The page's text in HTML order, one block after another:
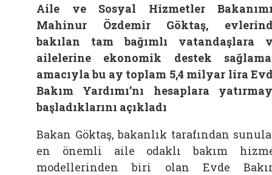
Aile ve Sosyal Hizmetler
Mahinur Özdemir Göktaş,
bakılan tam bağımlı vatandaşlara
ailelerine ekonomik destek
amacıyla bu ay toplam 5,4 milyar lira
Bakım Yardımı’nı hesaplara
başladıklarını açıkladı
Bakan Göktaş, bakanlık tarafından
en önemli aile odaklı bakım
modellerinden biri olan Evde